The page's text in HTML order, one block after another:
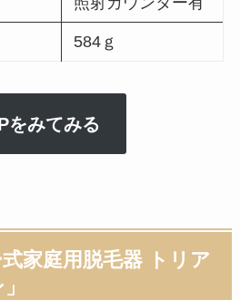
584ｇ
をみてみる
家庭用脱毛器 トリア